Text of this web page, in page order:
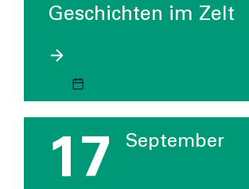
Geschichten im Zelt
17 September